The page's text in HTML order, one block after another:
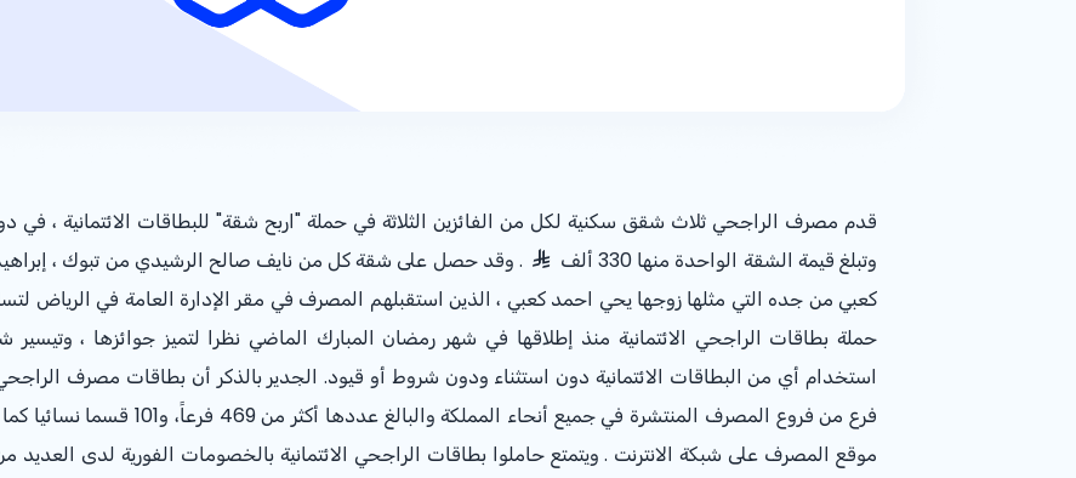
قدم مصرف الراجحي ثلاث شقق سكنية لكل من الفائزين الثلاثة في حملة "اربح شقة" للبطاقات الائتمانية ، في
وتبلغ قيمة الشقة الواحدة منها 330 ألف
. وقد حصل على شقة كل من نايف صالح الرشيدي من تبوك ،
كعبي من جده التي مثلها زوجها يحي احمد كعبي ، الذين استقبلهم المصرف في مقر الإدارة العامة في الرياض
حملة بطاقات الراجحي الائتمانية منذ إطلاقها في شهر رمضان المبارك الماضي نظرا لتميز جوائزها ، وتيسير
استخدام أي من البطاقات الائتمانية دون استثناء ودون شروط أو قيود. الجدير بالذكر أن بطاقات مصرف
فرع من فروع المصرف المنتشرة في جميع
موقع المصرف على شبكة الانترنت . ويتمتع حاملوا بطاقات الراجحي الائتمانية بالخصومات الفورية لدى